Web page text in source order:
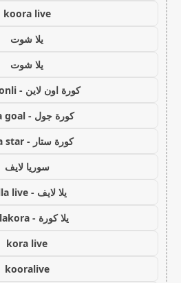
koora live
يلا شوت
يلا شوت
كورة اون لاين - kora onli
كورة جول - kora goal
كورة ستار - kora star
سوريا لايف
يلا لايف - yalla live
يلا كورة - yallakora
kora live
kooralive